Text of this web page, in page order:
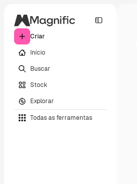
Criar
Início
Buscar
Stock
Explorar
Todas as ferramentas